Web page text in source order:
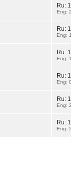
Ru:
Eng:
Ru:
Eng:
Ru:
Eng:
Ru:
Eng:
Ru:
Eng:
Ru:
Eng: